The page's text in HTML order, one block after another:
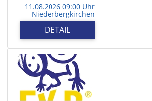
11.08.2026 09:00 Uhr
Niederbergkirchen
DETAIL